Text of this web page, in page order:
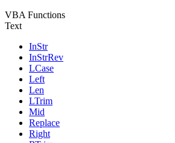
VBA Functions
Text
InStr
InStrRev
LCase
Left
Len
LTrim
Mid
Replace
Right